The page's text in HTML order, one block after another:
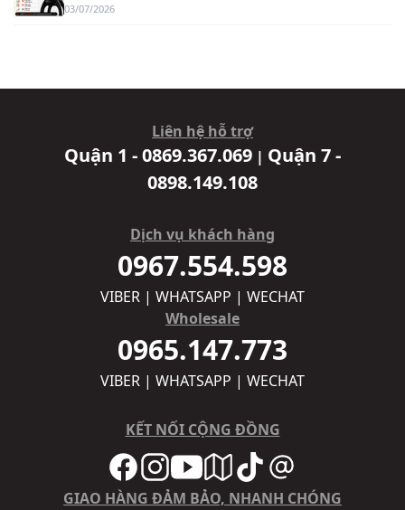
03/07/2026
Liên hệ hỗ trợ
Quận 1 - 0869.367.069 | Quận 7 -
0898.149.108
Dịch vụ khách hàng
0967.554.598
VIBER | WHATSAPP | WECHAT
Wholesale
0965.147.773
VIBER | WHATSAPP | WECHAT
KẾT NỐI CỘNG ĐỒNG
GIAO HÀNG ĐẢM BẢO, NHANH CHÓNG